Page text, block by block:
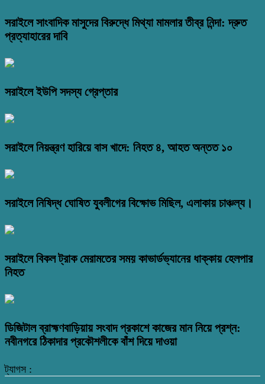
সরাইলে সাংবাদিক মাসুদের বিরুদ্ধে মিথ্যা মামলার তীব্র নিন্দা: দ্রুত
প্রত্যাহারের দাবি
সরাইলে ইউপি সদস্য গ্রেপ্তার
সরাইলে নিয়ন্ত্রণ হারিয়ে বাস খাদে: নিহত ৪, আহত অন্তত ১০
সরাইলে নিষিদ্ধ ঘোষিত যুবলীগের বিক্ষোভ মিছিল, এলাকায় চাঞ্চল্য।
সরাইলে বিকল ট্রাক মেরামতের সময় কাভার্ডভ্যানের ধাক্কায় হেলপার
নিহত
ডিজিটাল ব্রাহ্মণবাড়িয়ায় সংবাদ প্রকাশে কাজের মান নিয়ে প্রশ্ন:
নবীনগরে ঠিকাদার প্রকৌশলীকে বাঁশ দিয়ে দাওয়া
ট্যাগস :